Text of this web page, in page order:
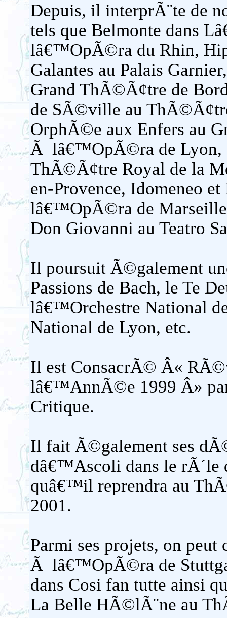
Depuis, il interprÃ¨te de
tels que Belmonte dans
lâ€™OpÃ©ra du Rhin,
Galantes au Palais
Grand ThÃ©Ã¢tre de
de SÃ©ville au
OrphÃ©e aux Enfers au
Ã lâ€™OpÃ©ra de Lyon,
ThÃ©Ã¢tre Royal de la
en-Provence, Idomeneo
lâ€™OpÃ©ra de
Don Giovanni au Teatro
Il poursuit Ã©galement
Passions de Bach, le Te
lâ€™Orchestre National
National de Lyon, etc.
Il est ConsacrÃ© Â«
lâ€™AnnÃ©e 1999 Â»
Critique.
Il fait Ã©galement ses
dâ€™Ascoli dans le rÃ´le
quâ€™il reprendra au
2001.
Parmi ses projets, on
Ã lâ€™OpÃ©ra de
dans Cosi fan tutte ainsi
La Belle HÃ©lÃ¨ne au